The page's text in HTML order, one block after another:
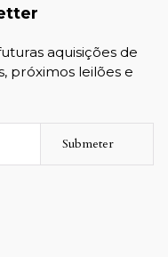
aquisições de
próximos leilões e
Submeter